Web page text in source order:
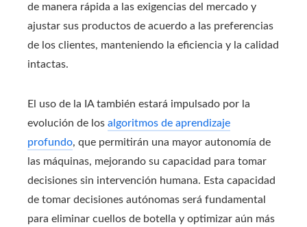
de manera rápida a las exigencias del mercado y
ajustar sus productos de acuerdo a las preferencias
de los clientes, manteniendo la eficiencia y la calidad
intactas.
El uso de la IA también estará impulsado por la
evolución de los algoritmos de aprendizaje
profundo, que permitirán una mayor autonomía de
las máquinas, mejorando su capacidad para tomar
decisiones sin intervención humana. Esta capacidad
de tomar decisiones autónomas será fundamental
para eliminar cuellos de botella y optimizar aún más